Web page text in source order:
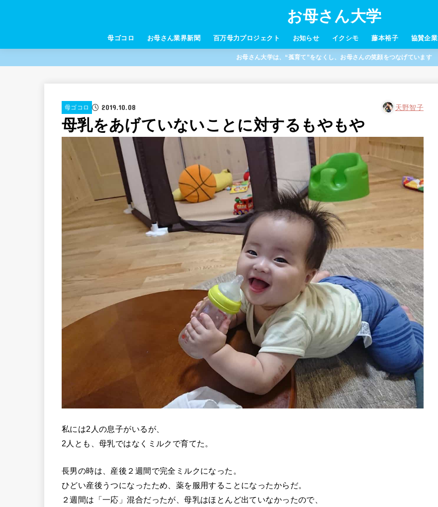
お母さん大学
母ゴコロ お母さん業界新聞 百万母力プロジェクト お知らせ イクシモ 藤本裕子 協賛企業
お母さん大学は、“孤育て”をなくし、お母さんの笑顔をつなげています
母ゴコロ 2019.10.08 天野智子
母乳をあげていないことに対するもやもや
私には2人の息子がいるが、
2人とも、母乳ではなくミルクで育てた。
長男の時は、産後２週間で完全ミルクになった。
ひどい産後うつになったため、薬を服用することになったからだ。
２週間は「一応」混合だったが、母乳はほとんど出ていなかったので、